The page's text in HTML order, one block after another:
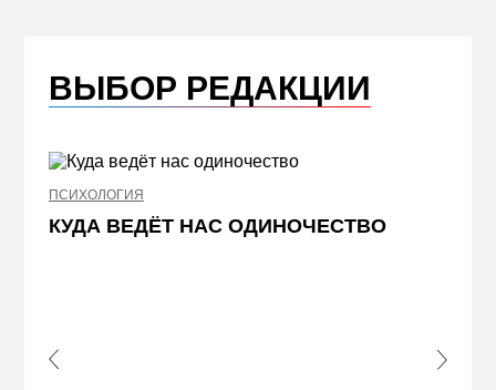
ВЫБОР РЕДАКЦИИ
ПСИХОЛОГИЯ
КУДА ВЕДЁТ НАС ОДИНОЧЕСТВО
Slide
Next